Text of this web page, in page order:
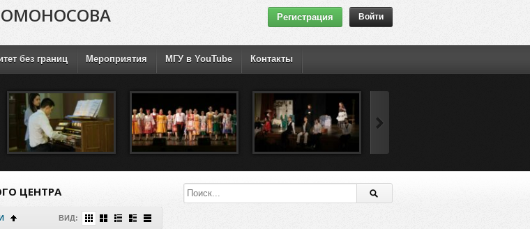
Регистрация Войти
без границ Мероприятия МГУ в YouTube Контакты
ЦЕНТРА
ВИД: